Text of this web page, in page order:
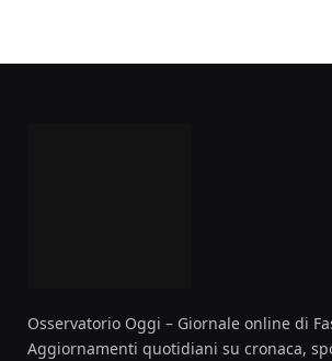
Osservatorio Oggi – Giornale online di
Aggiornamenti quotidiani su cronaca,